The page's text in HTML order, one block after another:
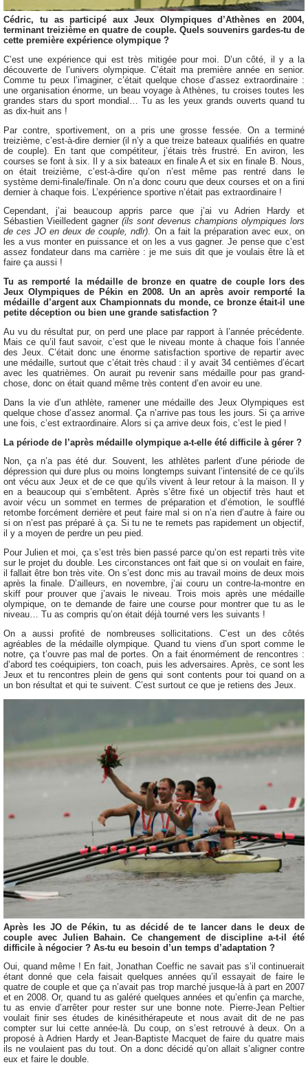
Cédric, tu as participé aux Jeux Olympiques d’Athènes en 2004,
terminant treizième en quatre de couple. Quels souvenirs gardes-tu de
cette première expérience olympique ?
C’est une expérience qui est très mitigée pour moi. D’un côté, il y a la
découverte de l’univers olympique. C’était ma première année en senior.
Comme tu peux l’imaginer, c’était quelque chose d’assez extraordinaire :
une organisation énorme, un beau voyage à Athènes, tu croises toutes les
grandes stars du sport mondial… Tu as les yeux grands ouverts quand tu
as dix-huit ans !
Par contre, sportivement, on a pris une grosse fessée. On a terminé
treizième, c’est-à-dire dernier (il n’y a que treize bateaux qualifiés en quatre
de couple). En tant que compétiteur, j’étais très frustré. En aviron, les
courses se font à six. Il y a six bateaux en finale A et six en finale B. Nous,
on était treizième, c’est-à-dire qu’on n’est même pas rentré dans le
système demi-finale/finale. On n’a donc couru que deux courses et on a fini
dernier à chaque fois. L’expérience sportive n’était pas extraordinaire !
Cependant, j’ai beaucoup appris parce que j’ai vu Adrien Hardy et
Sébastien Vieilledent gagner (ils sont devenus champions olympiques lors
de ces JO en deux de couple, ndlr). On a fait la préparation avec eux, on
les a vus monter en puissance et on les a vus gagner. Je pense que c’est
assez fondateur dans ma carrière : je me suis dit que je voulais être là et
faire ça aussi !
Tu as remporté la médaille de bronze en quatre de couple lors des
Jeux Olympiques de Pékin en 2008. Un an après avoir remporté la
médaille d’argent aux Championnats du monde, ce bronze était-il une
petite déception ou bien une grande satisfaction ?
Au vu du résultat pur, on perd une place par rapport à l’année précédente.
Mais ce qu’il faut savoir, c’est que le niveau monte à chaque fois l’année
des Jeux. C’était donc une énorme satisfaction sportive de repartir avec
une médaille, surtout que c’était très chaud : il y avait 34 centièmes d’écart
avec les quatrièmes. On aurait pu revenir sans médaille pour pas grand-
chose, donc on était quand même très content d’en avoir eu une.
Dans la vie d’un athlète, ramener une médaille des Jeux Olympiques est
quelque chose d’assez anormal. Ça n’arrive pas tous les jours. Si ça arrive
une fois, c’est extraordinaire. Alors si ça arrive deux fois, c’est le pied !
La période de l’après médaille olympique a-t-elle été difficile à gérer ?
Non, ça n’a pas été dur. Souvent, les athlètes parlent d’une période de
dépression qui dure plus ou moins longtemps suivant l’intensité de ce qu’ils
ont vécu aux Jeux et de ce que qu’ils vivent à leur retour à la maison. Il y
en a beaucoup qui s’embêtent. Après s’être fixé un objectif très haut et
avoir vécu un sommet en termes de préparation et d’émotion, le soufflé
retombe forcément derrière et peut faire mal si on n’a rien d’autre à faire ou
si on n’est pas préparé à ça. Si tu ne te remets pas rapidement un objectif,
il y a moyen de perdre un peu pied.
Pour Julien et moi, ça s’est très bien passé parce qu’on est reparti très vite
sur le projet du double. Les circonstances ont fait que si on voulait en faire,
il fallait être bon très vite. On s’est donc mis au travail moins de deux mois
après la finale. D’ailleurs, en novembre, j’ai couru un contre-la-montre en
skiff pour prouver que j’avais le niveau. Trois mois après une médaille
olympique, on te demande de faire une course pour montrer que tu as le
niveau… Tu as compris qu’on était déjà tourné vers les suivants !
On a aussi profité de nombreuses sollicitations. C’est un des côtés
agréables de la médaille olympique. Quand tu viens d’un sport comme le
notre, ça t’ouvre pas mal de portes. On a fait énormément de rencontres :
d’abord tes coéquipiers, ton coach, puis les adversaires. Après, ce sont les
Jeux et tu rencontres plein de gens qui sont contents pour toi quand on a
un bon résultat et qui te suivent. C’est surtout ce que je retiens des Jeux.
Après les JO de Pékin, tu as décidé de te lancer dans le deux de
couple avec Julien Bahain. Ce changement de discipline a-t-il été
difficile à négocier ? As-tu eu besoin d’un temps d’adaptation ?
Oui, quand même ! En fait, Jonathan Coeffic ne savait pas s’il continuerait
étant donné que cela faisait quelques années qu’il essayait de faire le
quatre de couple et que ça n’avait pas trop marché jusque-là à part en 2007
et en 2008. Or, quand tu as galéré quelques années et qu’enfin ça marche,
tu as envie d’arrêter pour rester sur une bonne note. Pierre-Jean Peltier
voulait finir ses études de kinésithérapeute et nous avait dit de ne pas
compter sur lui cette année-là. Du coup, on s’est retrouvé à deux. On a
proposé à Adrien Hardy et Jean-Baptiste Macquet de faire du quatre mais
ils ne voulaient pas du tout. On a donc décidé qu’on allait s’aligner contre
eux et faire le double.